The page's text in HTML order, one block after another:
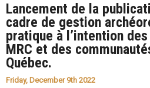
Lancement de la
cadre de gestion
pratique à l’intention
MRC et des
Québec.
Friday, December 9th 2022